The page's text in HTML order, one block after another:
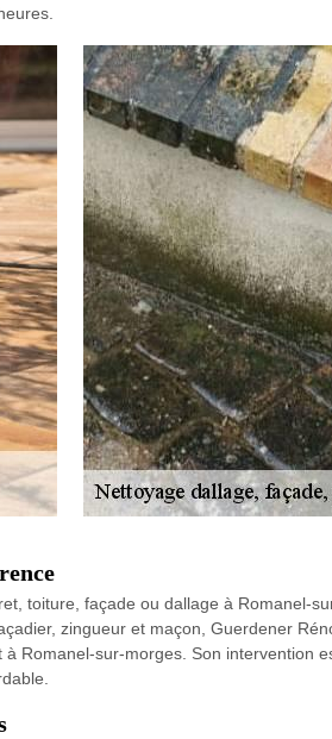
toiture, façade ou dallage à Romanel-
zingueur et maçon, Guerdener
sur-morges. Son intervention